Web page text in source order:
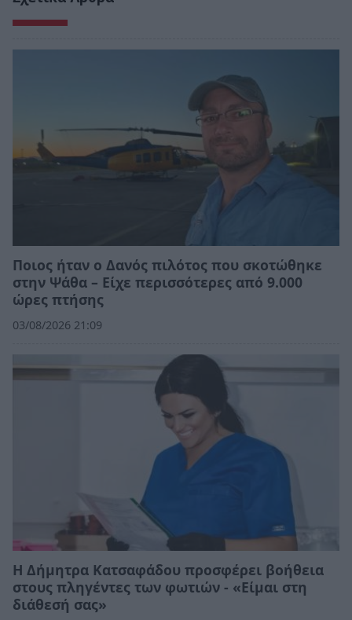
Ποιος ήταν ο Δανός πιλότος που σκοτώθηκε
στην Ψάθα – Είχε περισσότερες από 9.000
ώρες πτήσης
03/08/2026 21:09
Η Δήμητρα Κατσαφάδου προσφέρει βοήθεια
στους πληγέντες των φωτιών - «Είμαι στη
διάθεσή σας»